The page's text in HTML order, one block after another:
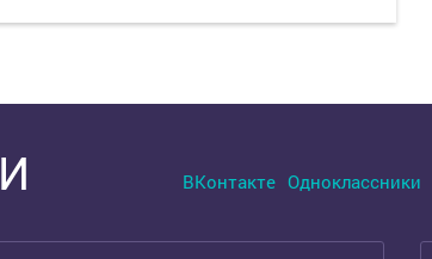
ВКонтакте Одноклассники